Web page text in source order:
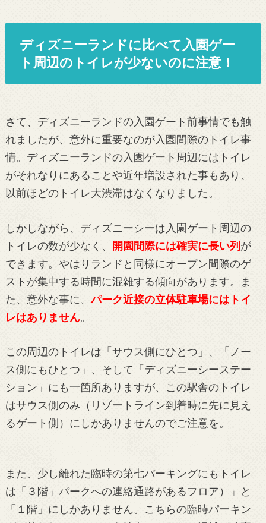
ディズニーランドに比べて入園ゲー
ト周辺のトイレが少ないのに注意！
さて、ディズニーランドの入園ゲート前事情でも触
れましたが、意外に重要なのが入園間際のトイレ事
情。ディズニーランドの入園ゲート周辺にはトイレ
がそれなりにあることや近年増設された事もあり、
以前ほどのトイレ大渋滞はなくなりました。
しかしながら、ディズニーシーは入園ゲート周辺の
トイレの数が少なく、 開園間際には確実に長い列 が
できます。やはりランドと同様にオープン間際のゲ
ストが集中する時間に混雑する傾向があります。ま
た、意外な事に、パーク近接の立体駐車場にはトイ
レはありません。
この周辺のトイレは「サウス側にひとつ」、「ノー
ス側にもひとつ」、そして「ディズニーシーステー
ション」にも一箇所ありますが、この駅舎のトイレ
はサウス側のみ（リゾートライン到着時に先に見え
るゲート側）にしかありませんのでご注意を。
また、少し離れた臨時の第七パーキングにもトイレ
は「３階」パークへの連絡通路があるフロア）」と
「１階」にしかありません。こちらの臨時パーキン